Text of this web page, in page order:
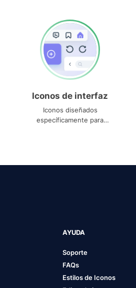
Iconos de interfaz
Iconos diseñados
específicamente para
AYUDA
Soporte
FAQs
Estilos de Iconos